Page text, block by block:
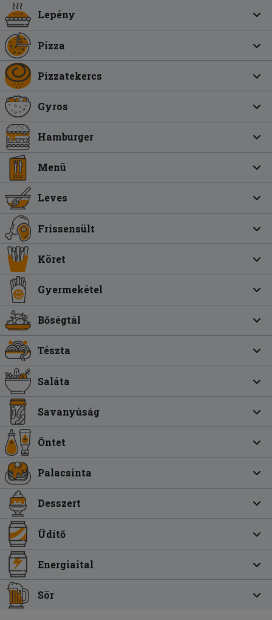
Lepény
Pizza
Pizzatekercs
Gyros
Hamburger
Menü
Leves
Frissensült
Köret
Gyermekétel
Bőségtál
Tészta
Saláta
Savanyúság
Öntet
Palacsinta
Desszert
Üdítő
Energiaital
Sör